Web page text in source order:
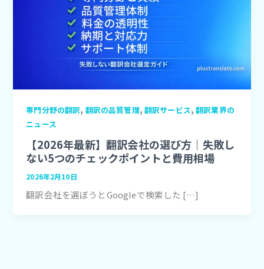
専門分野の翻訳, 翻訳の品質管理, 翻訳サービス,翻訳業界の
ニュース
【2026年最新】翻訳会社の選び方｜失敗し
ない5つのチェックポイントと費用相場
2026年2月10日
翻訳会社を選ぼうとGoogleで検索した […]